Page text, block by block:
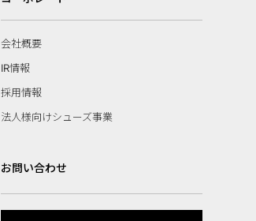
会社概要
IR情報
採用情報
法人様向けシューズ事業
お問い合わせ